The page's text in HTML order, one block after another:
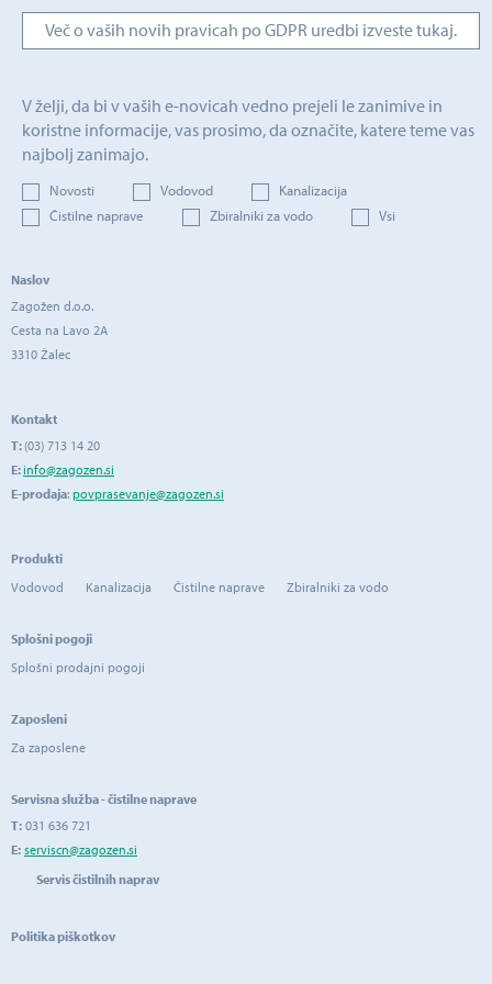
Več o vaših novih pravicah po GDPR uredbi izveste tukaj.
V želji, da bi v vaših e-novicah vedno prejeli le zanimive in
koristne informacije, vas prosimo, da označite, katere teme vas
najbolj zanimajo.
Novosti Vodovod
Kanalizacija
Čistilne naprave
Zbiralniki za vodo Vsi
Naslov
Zagožen d.o.o.
Cesta na Lavo 2A
3310 Žalec
Kontakt
T: (03) 713 14 20
E:info@zagozen.si
E-prodaja: povprasevanje@zagozen.si
Produkti
Vodovod
Kanalizacija Čistilne naprave Zbiralniki za vodo
Splošni pogoji
Splošni prodajni pogoji
Zaposleni
Za zaposlene
Servisna služba - čistilne naprave
T: 031 636 721
E: serviscn@zagozen.si
Servis čistilnih naprav
Politika piškotkov